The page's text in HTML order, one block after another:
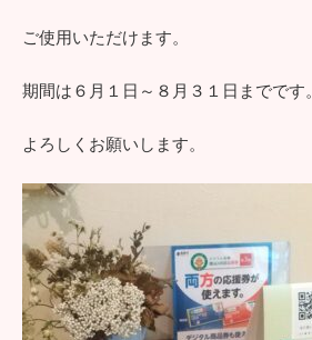
ご使用いただけます。
期間は６月１日～８月３１日までです。
よろしくお願いします。